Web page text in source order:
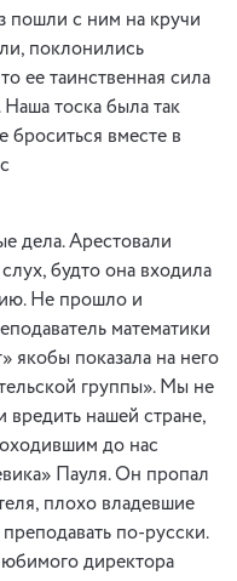
пошли с ним на кручи
поклонились
ее таинственная сила
тоска была так
броситься вместе в
дела. Арестовали
будто она входила
Не прошло и
математики
якобы показала на него
группы». Мы не
вредить нашей стране,
до нас
Пауля. Он пропал
плохо владевшие
по-русски.
директора